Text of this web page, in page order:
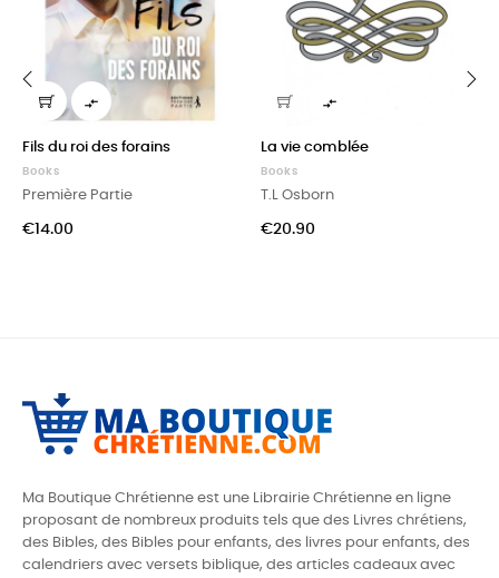

Fils du roi des forains
Books
Première Partie
Price
€14.00

La vie comblée
Books
T.L Osborn
Price
€20.90
Ma Boutique Chrétienne est une Librairie Chrétienne en ligne
proposant de nombreux produits tels que des Livres chrétiens,
des Bibles, des Bibles pour enfants, des livres pour enfants, des
calendriers avec versets biblique, des articles cadeaux avec